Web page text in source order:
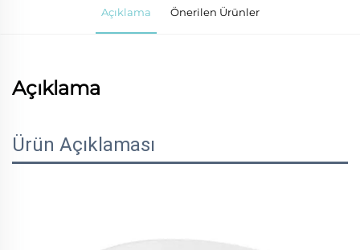
Açıklama Önerilen Ürünler
Açıklama
Ürün Açıklaması